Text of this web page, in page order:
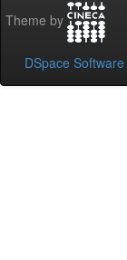
Theme by
DSpace Software